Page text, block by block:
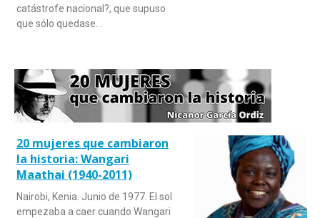
catástrofe nacional?, que supuso
que sólo quedase…
20 mujeres que cambiaron
la historia: Wangari
Maathai (1940-2011)
Nairobi, Kenia. Junio de 1977. El sol
empezaba a caer cuando Wangari